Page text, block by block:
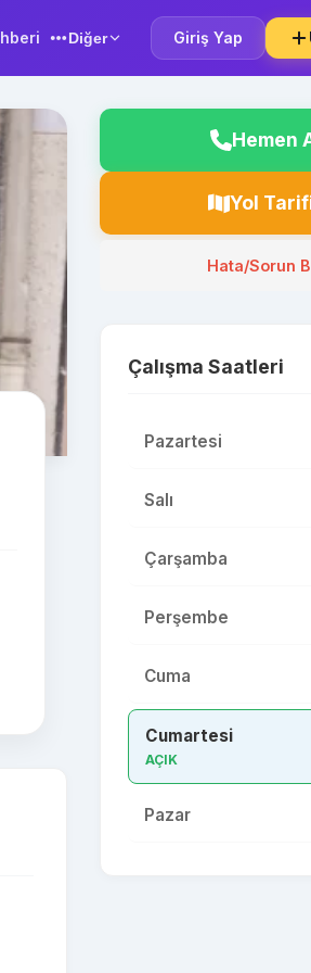
Diğer Giriş Yap
Hemen
Yol
Hata/Sorun
Çalışma Saatleri
Pazartesi
Salı
Çarşamba
Perşembe
Cuma
Cumartesi
AÇIK
Pazar